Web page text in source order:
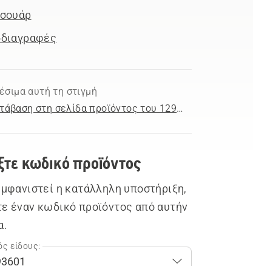
αυτή τη στιγμή
Μετάβαση στη σελίδα προϊόντος του 129LK
κωδικό προϊόντος
η κατάλληλη υποστήριξη,
έναν κωδικό προϊόντος από αυτήν
είδους: